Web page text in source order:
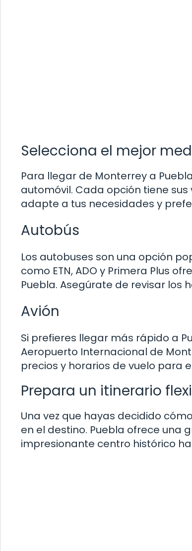
Selecciona el mejor
Para llegar de Monterrey a
automóvil. Cada opción tiene
adapte a tus necesidades y
Autobús
Los autobuses son una opción
como ETN, ADO y Primera Plus
Puebla. Asegúrate de revisar los
Avión
Si prefieres llegar más rápido a
Aeropuerto Internacional de
precios y horarios de vuelo para
Prepara un itinerario
Una vez que hayas decidido
en el destino. Puebla ofrece una
impresionante centro histórico